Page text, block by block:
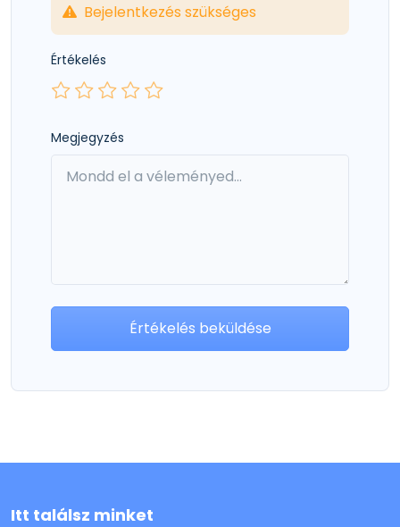
Bejelentkezés szükséges
Értékelés
Megjegyzés
Értékelés beküldése
Itt találsz minket